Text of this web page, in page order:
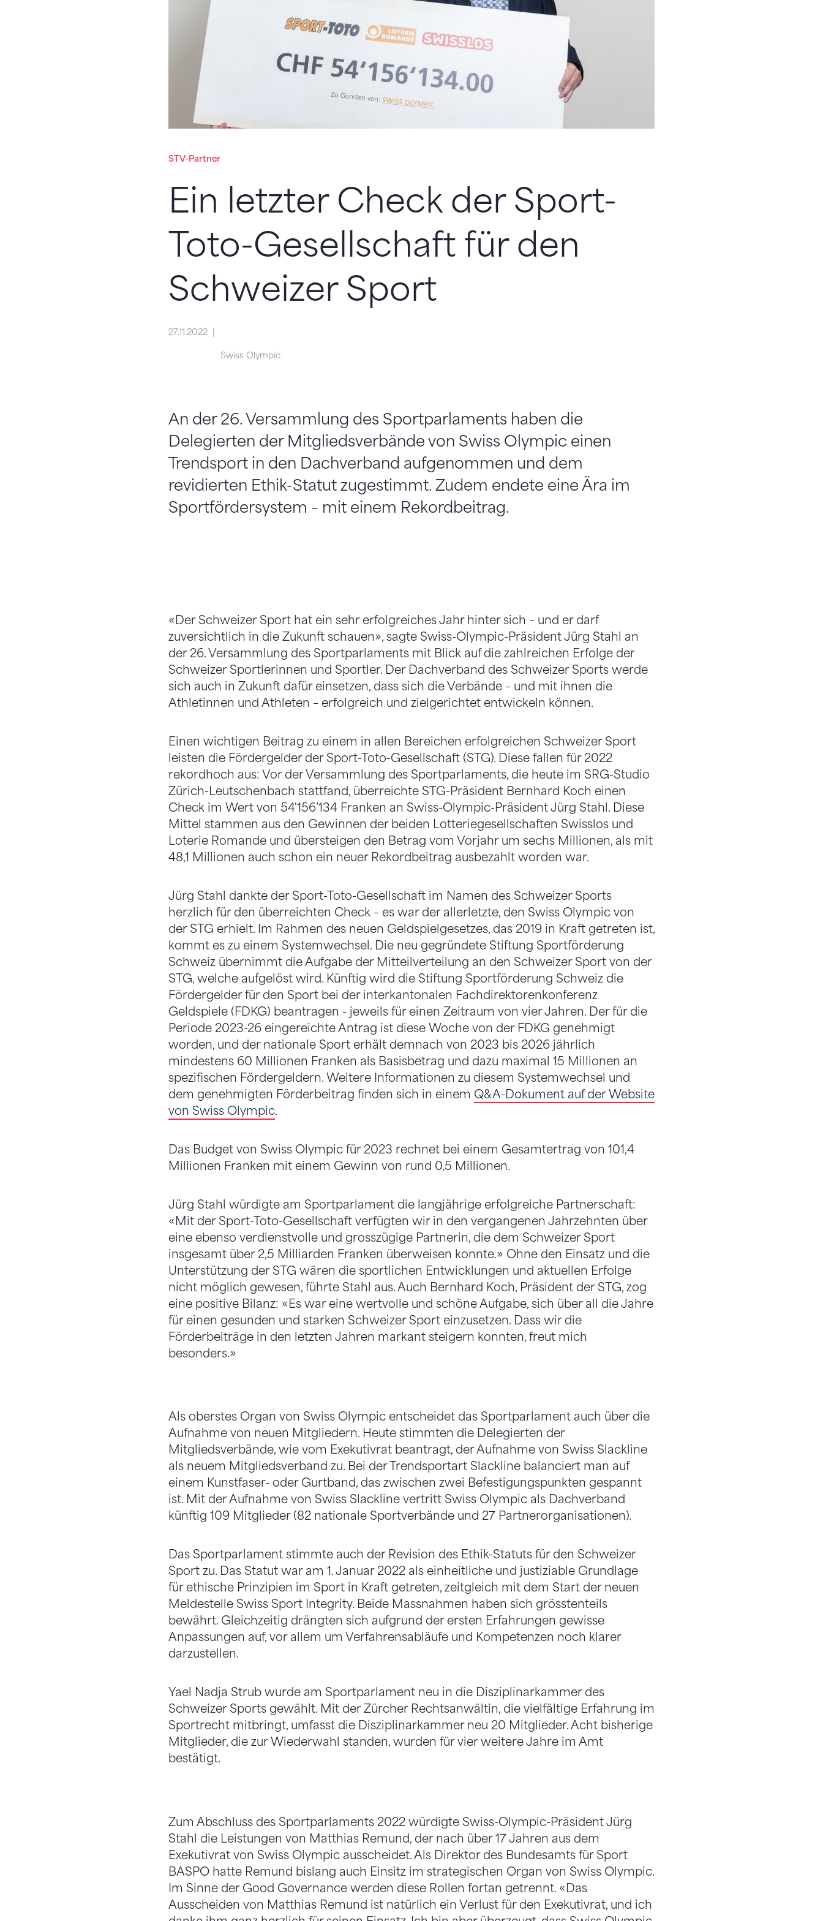
STV-Partner
Ein letzter Check der Sport-
Toto-Gesellschaft für den
Schweizer Sport
27.11.2022
Swiss Olympic
An der 26. Versammlung des Sportparlaments haben die
Delegierten der Mitgliedsverbände von Swiss Olympic einen
Trendsport in den Dachverband aufgenommen und dem
revidierten Ethik-Statut zugestimmt. Zudem endete eine Ära im
Sportfördersystem – mit einem Rekordbeitrag.
«Der Schweizer Sport hat ein sehr erfolgreiches Jahr hinter sich – und er darf
zuversichtlich in die Zukunft schauen», sagte Swiss-Olympic-Präsident Jürg Stahl an
der 26. Versammlung des Sportparlaments mit Blick auf die zahlreichen Erfolge der
Schweizer Sportlerinnen und Sportler. Der Dachverband des Schweizer Sports werde
sich auch in Zukunft dafür einsetzen, dass sich die Verbände – und mit ihnen die
Athletinnen und Athleten – erfolgreich und zielgerichtet entwickeln können.
Einen wichtigen Beitrag zu einem in allen Bereichen erfolgreichen Schweizer Sport
leisten die Fördergelder der Sport-Toto-Gesellschaft (STG). Diese fallen für 2022
rekordhoch aus: Vor der Versammlung des Sportparlaments, die heute im SRG-Studio
Zürich-Leutschenbach stattfand, überreichte STG-Präsident Bernhard Koch einen
Check im Wert von 54'156’134 Franken an Swiss-Olympic-Präsident Jürg Stahl. Diese
Mittel stammen aus den Gewinnen der beiden Lotteriegesellschaften Swisslos und
Loterie Romande und übersteigen den Betrag vom Vorjahr um sechs Millionen, als mit
48,1 Millionen auch schon ein neuer Rekordbeitrag ausbezahlt worden war.
Jürg Stahl dankte der Sport-Toto-Gesellschaft im Namen des Schweizer Sports
herzlich für den überreichten Check – es war der allerletzte, den Swiss Olympic von
der STG erhielt. Im Rahmen des neuen Geldspielgesetzes, das 2019 in Kraft getreten ist,
kommt es zu einem Systemwechsel. Die neu gegründete Stiftung Sportförderung
Schweiz übernimmt die Aufgabe der Mitteilverteilung an den Schweizer Sport von der
STG, welche aufgelöst wird. Künftig wird die Stiftung Sportförderung Schweiz die
Fördergelder für den Sport bei der interkantonalen Fachdirektorenkonferenz
Geldspiele (FDKG) beantragen - jeweils für einen Zeitraum von vier Jahren. Der für die
Periode 2023-26 eingereichte Antrag ist diese Woche von der FDKG genehmigt
worden, und der nationale Sport erhält demnach von 2023 bis 2026 jährlich
mindestens 60 Millionen Franken als Basisbetrag und dazu maximal 15 Millionen an
spezifischen Fördergeldern. Weitere Informationen zu diesem Systemwechsel und
dem genehmigten Förderbeitrag finden sich in einem Q&A-Dokument auf der Website
von Swiss Olympic.
Das Budget von Swiss Olympic für 2023 rechnet bei einem Gesamtertrag von 101,4
Millionen Franken mit einem Gewinn von rund 0,5 Millionen.
Jürg Stahl würdigte am Sportparlament die langjährige erfolgreiche Partnerschaft:
«Mit der Sport-Toto-Gesellschaft verfügten wir in den vergangenen Jahrzehnten über
eine ebenso verdienstvolle und grosszügige Partnerin, die dem Schweizer Sport
insgesamt über 2,5 Milliarden Franken überweisen konnte.» Ohne den Einsatz und die
Unterstützung der STG wären die sportlichen Entwicklungen und aktuellen Erfolge
nicht möglich gewesen, führte Stahl aus. Auch Bernhard Koch, Präsident der STG, zog
eine positive Bilanz: «Es war eine wertvolle und schöne Aufgabe, sich über all die Jahre
für einen gesunden und starken Schweizer Sport einzusetzen. Dass wir die
Förderbeiträge in den letzten Jahren markant steigern konnten, freut mich
besonders.»
Als oberstes Organ von Swiss Olympic entscheidet das Sportparlament auch über die
Aufnahme von neuen Mitgliedern. Heute stimmten die Delegierten der
Mitgliedsverbände, wie vom Exekutivrat beantragt, der Aufnahme von Swiss Slackline
als neuem Mitgliedsverband zu. Bei der Trendsportart Slackline balanciert man auf
einem Kunstfaser- oder Gurtband, das zwischen zwei Befestigungspunkten gespannt
ist. Mit der Aufnahme von Swiss Slackline vertritt Swiss Olympic als Dachverband
künftig 109 Mitglieder (82 nationale Sportverbände und 27 Partnerorganisationen).
Das Sportparlament stimmte auch der Revision des Ethik-Statuts für den Schweizer
Sport zu. Das Statut war am 1. Januar 2022 als einheitliche und justiziable Grundlage
für ethische Prinzipien im Sport in Kraft getreten, zeitgleich mit dem Start der neuen
Meldestelle Swiss Sport Integrity. Beide Massnahmen haben sich grösstenteils
bewährt. Gleichzeitig drängten sich aufgrund der ersten Erfahrungen gewisse
Anpassungen auf, vor allem um Verfahrensabläufe und Kompetenzen noch klarer
darzustellen.
Yael Nadja Strub wurde am Sportparlament neu in die Disziplinarkammer des
Schweizer Sports gewählt. Mit der Zürcher Rechtsanwältin, die vielfältige Erfahrung im
Sportrecht mitbringt, umfasst die Disziplinarkammer neu 20 Mitglieder. Acht bisherige
Mitglieder, die zur Wiederwahl standen, wurden für vier weitere Jahre im Amt
bestätigt.
Zum Abschluss des Sportparlaments 2022 würdigte Swiss-Olympic-Präsident Jürg
Stahl die Leistungen von Matthias Remund, der nach über 17 Jahren aus dem
Exekutivrat von Swiss Olympic ausscheidet. Als Direktor des Bundesamts für Sport
BASPO hatte Remund bislang auch Einsitz im strategischen Organ von Swiss Olympic.
Im Sinne der Good Governance werden diese Rollen fortan getrennt. «Das
Ausscheiden von Matthias Remund ist natürlich ein Verlust für den Exekutivrat, und ich